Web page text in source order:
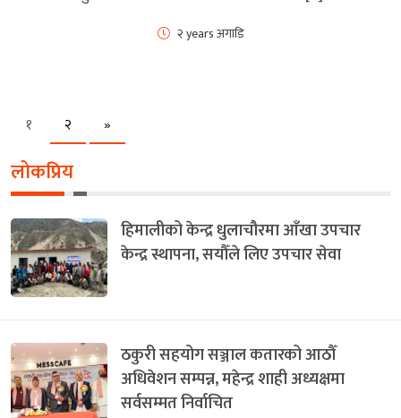
२ years अगाडि
१ २ »
लोकप्रिय
हिमालीको केन्द्र धुलाचौरमा आँखा उपचार
केन्द्र स्थापना, सयौँले लिए उपचार सेवा
ठकुरी सहयोग सञ्जाल कतारको आठौँ
अधिवेशन सम्पन्न, महेन्द्र शाही अध्यक्षमा
सर्वसम्मत निर्वाचित